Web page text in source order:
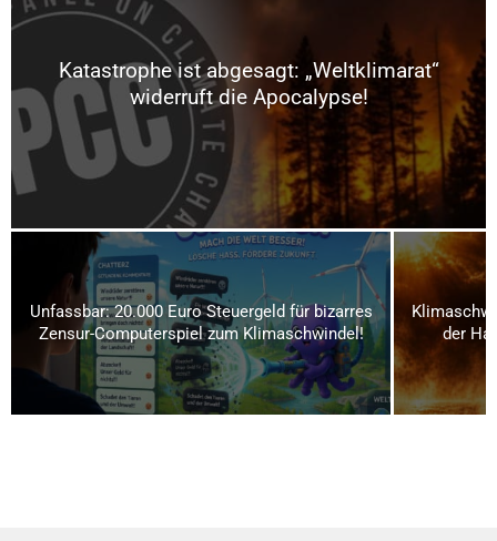
Katastrophe ist abgesagt: „Weltklimarat“
widerruft die Apocalypse!
Unfassbar: 20.000 Euro Steuergeld für bizarres
Zensur-Computerspiel zum Klimaschwindel!
der